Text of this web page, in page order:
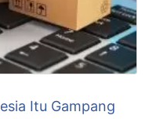
Itu Gampang